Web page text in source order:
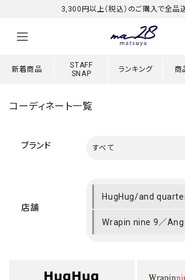
3,300円以上（税込）のご購入で全品
新着商品
STAFF
SNAP
ランキング 商
コーディネート一覧
ブランド すべて
店舗
HugHug/and
Wrapin nine 9／